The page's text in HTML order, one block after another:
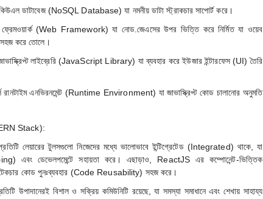
ডাটাবেজ (NoSQL Database) যা নমনীয় ডাটা স্ট্রাকচার সাপোর্ট করে।
(Web Framework) যা নোড.জেএসের উপর ভিত্তি করে নির্মিত যা ওয়েব
সহজ করে তোলে।
লাইব্রেরি (JavaScript Library) যা ব্যবহার করে ইউজার ইন্টারফেস (UI) তৈরি
রানটাইম এনভিরনমেন্ট (Runtime Environment) যা জাভাস্ক্রিপ্ট কোড চালানোর অনুমতি
Stack):
প্রতিটি লেয়ারের টুলসগুলো নিজেদের মধ্যে ভালোভাবে ইন্টিগ্রেটেড (Integrated) থাকে, যা
এবং ডেভেলপমেন্টে সহায়তা করে। এছাড়াও, ReactJS এর কম্পোনেন্ট-ভিত্তিক
কোড পুনঃব্যবহার (Code Reusability) সহজ করে।
উপাদানেরই বিশাল ও সক্রিয় কমিউনিটি রয়েছে, যা সমস্যা সমাধানে এবং শেখায় সাহায্য